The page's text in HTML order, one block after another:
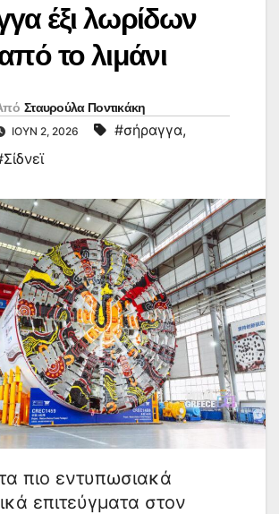
έξι λωρίδων
το λιμάνι
Σταυρούλα Ποντικάκη
ΙΟΎΝ 2, 2026 #σήραγγα,
πιο εντυπωσιακά
επιτεύγματα στον